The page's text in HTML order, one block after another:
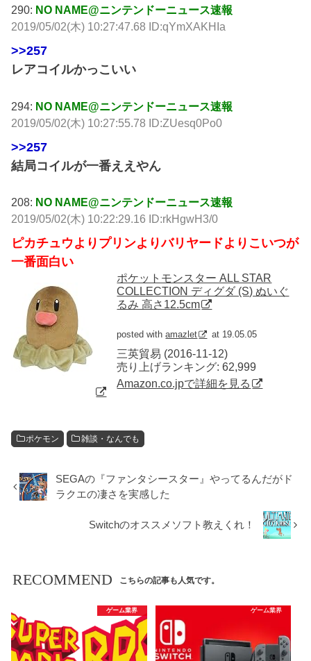
290: NO NAME@ニンテンドーニュース速報
2019/05/02(木) 10:27:47.68 ID:qYmXAKHIa
>>257
レアコイルかっこいい
294: NO NAME@ニンテンドーニュース速報
2019/05/02(木) 10:27:55.78 ID:ZUesq0Po0
>>257
結局コイルが一番ええやん
208: NO NAME@ニンテンドーニュース速報
2019/05/02(木) 10:22:29.16 ID:rkHgwH3/0
ピカチュウよりプリンよりバリヤードよりこいつが
一番面白い
ポケットモンスター ALL STAR
COLLECTION ディグダ (S) ぬいぐ
るみ 高さ12.5cm
posted withamazlet at 19.05.05
三英貿易 (2016-11-12)
売り上げランキング: 62,999
Amazon.co.jpで詳細を見る
ポケモン 雑談・なんでも
SEGAの『ファンタシースター』やってるんだがド
ラクエの凄さを実感した
Switchのオススメソフト教えくれ！
RECOMMEND こちらの記事も人気です。
ゲーム業界 ゲーム業界